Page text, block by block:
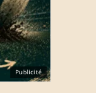
Publicité